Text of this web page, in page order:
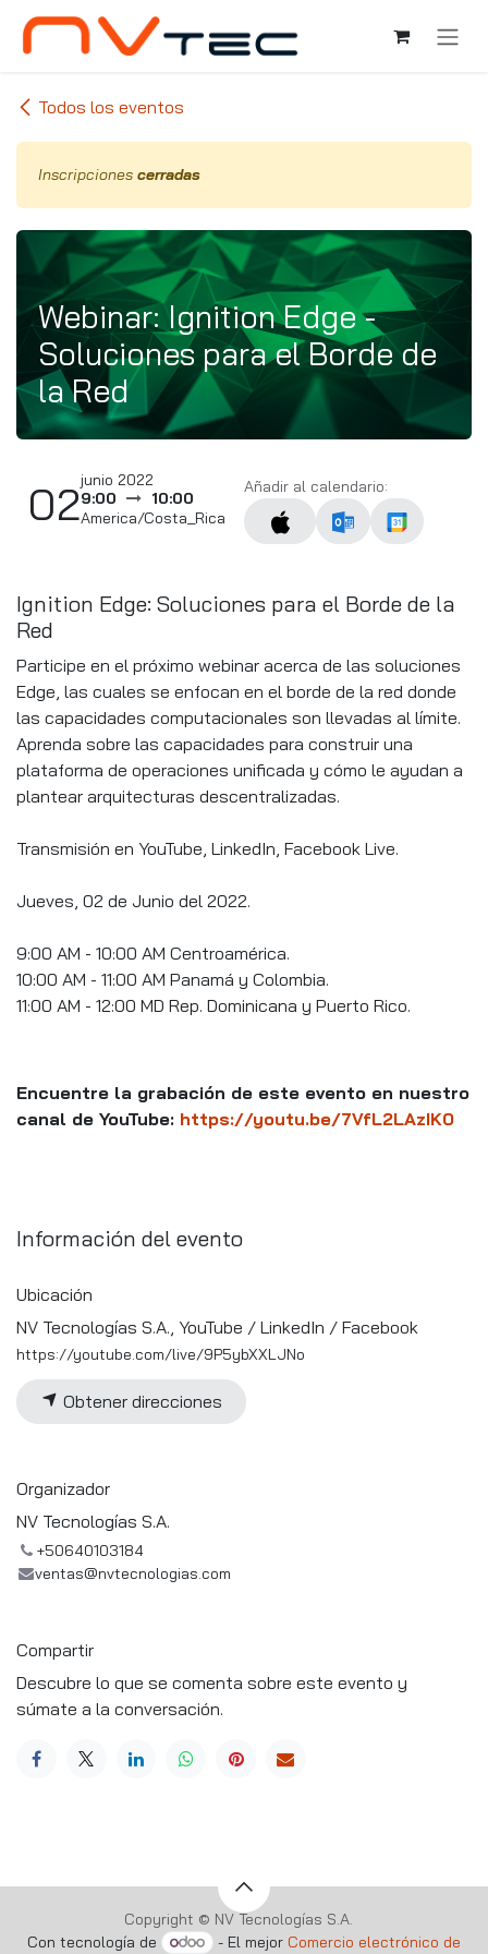
Ir al contenido
Todos los eventos
Inscripciones cerradas
Webinar: Ignition Edge -
Soluciones para el Borde de
la Red
02junio 2022
9:00
10:00
America/Costa_Rica
Añadir al calendario:
Ignition Edge: Soluciones para el Borde de la
Red
Participe en el próximo webinar acerca de las soluciones
Edge, las cuales se enfocan en el borde de la red donde
las capacidades computacionales son llevadas al límite.
Aprenda sobre las capacidades para construir una
plataforma de operaciones unificada y cómo le ayudan a
plantear arquitecturas descentralizadas.
Transmisión en YouTube, LinkedIn, Facebook Live.
Jueves, 02 de Junio del 2022.
9:00 AM - 10:00 AM Centroamérica.
10:00 AM - 11:00 AM Panamá y Colombia.
11:00 AM - 12:00 MD Rep. Dominicana y Puerto Rico.
Encuentre la grabación de este evento en nuestro
canal de YouTube: https://youtu.be/7VfL2LAzIK0
Información del evento
Ubicación
NV Tecnologías S.A., YouTube / LinkedIn / Facebook
https://youtube.com/live/9P5ybXXLJNo
Obtener direcciones
Organizador
NV Tecnologías S.A.
+50640103184
ventas@nvtecnologias.com
Compartir
Descubre lo que se comenta sobre este evento y
súmate a la conversación.
Copyright © NV Tecnologías S.A.
Con tecnología de
- El mejor Comercio electrónico de